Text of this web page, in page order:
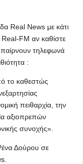
Real News με κάτι
Real-FM αν καθίστε
παίρνουν τηλεφωνά
:
το καθεστώς
πειθαρχία, την
αξιοπρεπών
συνοχής».
Δούρου σε